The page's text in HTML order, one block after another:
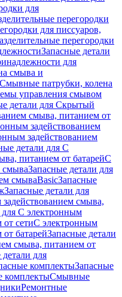
для
перегородки
для писсуаров,
перегородки
Запасные детали
для
смыва и
патрубки, колена
управления смывом
детали для Скрытый
смыва, питанием от
задействованием
задействованием
детали для С
питанием от батарейС
смываЗапасные детали для
смываBasicЗапасные
Запасные детали для
смыва,
для С электронным
сетиС электронным
батарейЗапасные детали
смыва, питанием от
для
комплектыЗапасные
комплектыСмывные
Ремонтные